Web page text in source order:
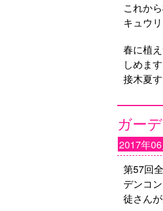
これか
キュウ
春に植
しめま
接木夏
ガー
2017年
第57回
デンコ
徒さん